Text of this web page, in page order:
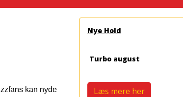
kan nyde
Nye Hold
Turbo august
Læs mere her